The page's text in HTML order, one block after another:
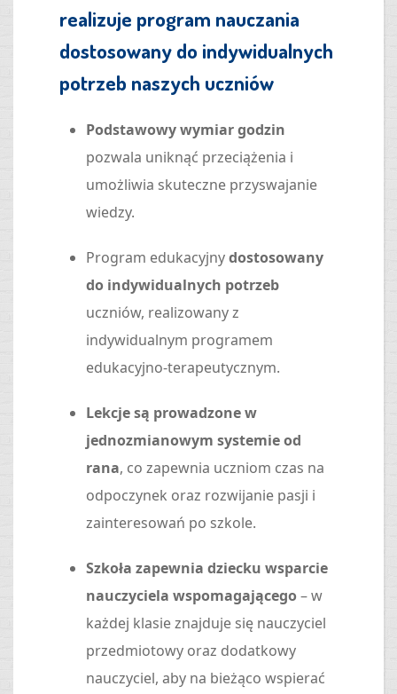
realizuje program nauczania
dostosowany do indywidualnych
potrzeb naszych uczniów
Podstawowy wymiar godzin
pozwala uniknąć przeciążenia i
umożliwia skuteczne przyswajanie
wiedzy.
Program edukacyjnydostosowany
do indywidualnych potrzeb
uczniów, realizowany z
indywidualnym programem
edukacyjno-terapeutycznym.
Lekcje są prowadzone w
jednozmianowym systemie od
rana, co zapewnia uczniom czas na
odpoczynek oraz rozwijanie pasji i
zainteresowań po szkole.
Szkoła zapewnia dziecku wsparcie
nauczyciela wspomagającego– w
każdej klasie znajduje się nauczyciel
przedmiotowy oraz dodatkowy
nauczyciel, aby na bieżąco wspierać